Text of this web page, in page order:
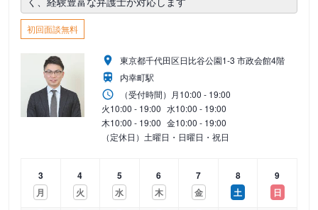
初回面談無料
東京都千代田区日比谷公園1-3 市政会館4階
内幸町駅
（受付時間） 月10:00 - 19:00
火10:00 - 19:00 水10:00 - 19:00
木10:00 - 19:00 金10:00 - 19:00
（定休日）土曜日・日曜日・祝日
3
月
4
火
5
水
6
木
7
金
8
土
9
日